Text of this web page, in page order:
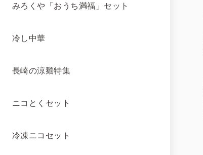
みろくや「おうち満福」セット
冷し中華
長崎の涼麺特集
ニコとくセット
冷凍ニコセット